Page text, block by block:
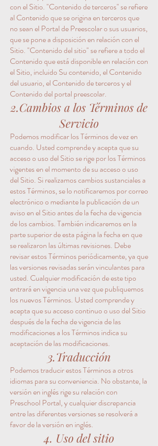
con el Sitio. "Contenido de terceros" se refiere
al Contenido que se origina en terceros que
no sean el Portal de Preescolar o sus usuarios,
que se pone a disposición en relación con el
Sitio. "Contenido del sitio" se refiere a todo el
Contenido que está disponible en relación con
el Sitio, incluido Su contenido, el Contenido
del usuario, el Contenido de terceros y el
Contenido del portal preescolar.
2.Cambios a los Términos de
Servicio
Podemos modificar los Términos de vez en
cuando. Usted comprende y acepta que su
acceso o uso del Sitio se rige por los Términos
vigentes en el momento de su acceso o uso
del Sitio. Si realizamos cambios sustanciales a
estos Términos, se lo notificaremos por correo
electrónico o mediante la publicación de un
aviso en el Sitio antes de la fecha de vigencia
de los cambios. También indicaremos en la
parte superior de esta página la fecha en que
se realizaron las últimas revisiones. Debe
revisar estos Términos periódicamente, ya que
las versiones revisadas serán vinculantes para
usted. Cualquier modificación de este tipo
entrará en vigencia una vez que publiquemos
los nuevos Términos. Usted comprende y
acepta que su acceso continuo o uso del Sitio
después de la fecha de vigencia de las
modificaciones a los Términos indica su
aceptación de las modificaciones.
3.Traducción
Podemos traducir estos Términos a otros
idiomas para su conveniencia. No obstante, la
versión en inglés rige su relación con
Preschool Portal, y cualquier discrepancia
entre las diferentes versiones se resolverá a
favor de la versión en inglés.
4. Uso del sitio